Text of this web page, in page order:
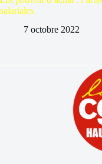
salariales
7 octobre 2022